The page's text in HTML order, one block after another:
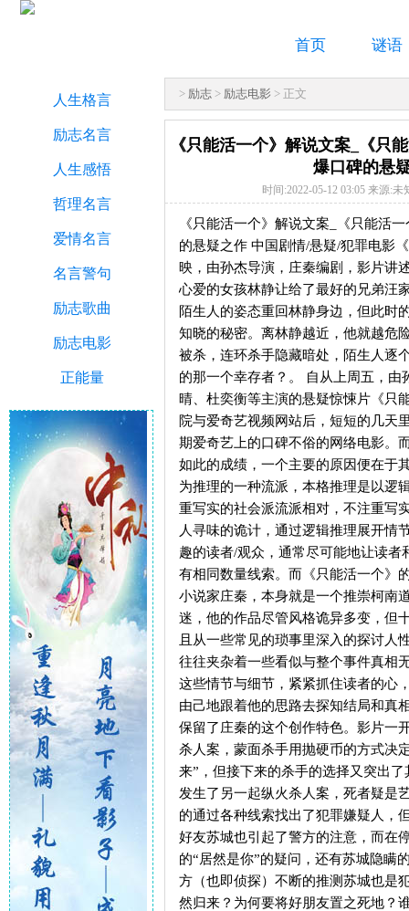
首页 谜语
> 励志 > 励志电影 > 正文
人生格言
励志名言
人生感悟
哲理名言
爱情名言
名言警句
励志歌曲
励志电影
正能量
《只能活一个》解说文案_《只
爆口碑的悬
时间:2022-05-12 03:05 来源:未
《只能活一个》解说文案_《只能活
的悬疑之作 中国剧情/悬疑/犯罪电影
映，由孙杰导演，庄秦编剧，影片讲
心爱的女孩林静让给了最好的兄弟汪
陌生人的姿态重回林静身边，但此时
知晓的秘密。离林静越近，他就越危
被杀，连环杀手隐藏暗处，陌生人逐
的那一个幸存者？。 自从上周五，由
晴、杜奕衡等主演的悬疑惊悚片《只
院与爱奇艺视频网站后，短短的几天
期爱奇艺上的口碑不俗的网络电影。
如此的成绩，一个主要的原因便在于
为推理的一种流派，本格推理是以逻
重写实的社会派流派相对，不注重写
人寻味的诡计，通过逻辑推理展开情
趣的读者/观众，通常尽可能地让读者
有相同数量线索。而《只能活一个》
小说家庄秦，本身就是一个推崇柯南
迷，他的作品尽管风格诡异多变，但
且从一些常见的琐事里深入的探讨人
往往夹杂着一些看似与整个事件真相
这些情节与细节，紧紧抓住读者的心
由己地跟着他的思路去探知结局和真
保留了庄秦的这个创作特色。影片一
杀人案，蒙面杀手用抛硬币的方式决
来”，但接下来的杀手的选择又突出
发生了另一起纵火杀人案，死者疑是
的通过各种线索找出了犯罪嫌疑人，
好友苏城也引起了警方的注意，而在
的“居然是你”的疑问，还有苏城隐瞒
方（也即侦探）不断的推测苏城也是
然归来？为何要将好朋友置之死地？